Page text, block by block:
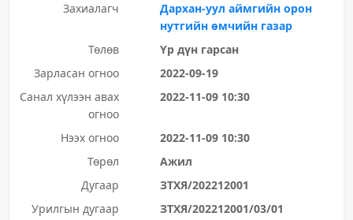
Захиалагч
Дархан-уул аймгийн орон
нутгийн өмчийн газар
Төлөв
Үр дүн гарсан
Зарласан огноо
2022-09-19
Санал хүлээн авах
огноо
2022-11-09 10:30
Нээх огноо
2022-11-09 10:30
Төрөл
Ажил
Дугаар
ЗТХЯ/202212001
Урилгын дугаар
ЗТХЯ/202212001/03/01